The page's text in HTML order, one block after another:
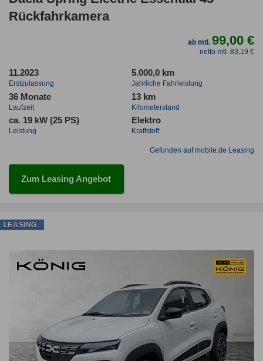
Rückfahrkamera
ab mtl. 99,00 €
netto mtl. 83,19 €
11.2023
Erstzulassung
5.000,0 km
Jahrliche Fahrleistung
36 Monate
Laufzeit
13 km
Kilometerstand
ca. 19 kW (25 PS)
Leistung
Elektro
Kraftstoff
Gefunden auf mobile.de Leasing
Zum Leasing Angebot
LEASING